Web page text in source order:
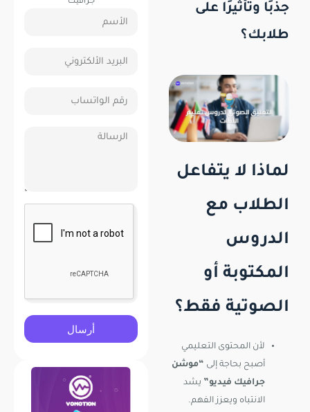
جذبًا وتأثيرًا على
طلابك؟
لماذا لا يتفاعل
الطلاب مع
الدروس
المكتوبة أو
الصوتية فقط؟
لأن المحتوى التعليمي
أصبح بحاجة إلى “موشن
جرافيك فيديو” يشد
الانتباه ويعزز الفهم.
جرافيك
أرسال